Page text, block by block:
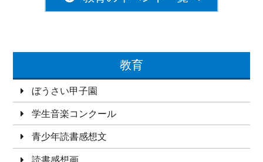
教育
ぼうさい甲子園
学生音楽コンクール
青少年読書感想文
読書感想画